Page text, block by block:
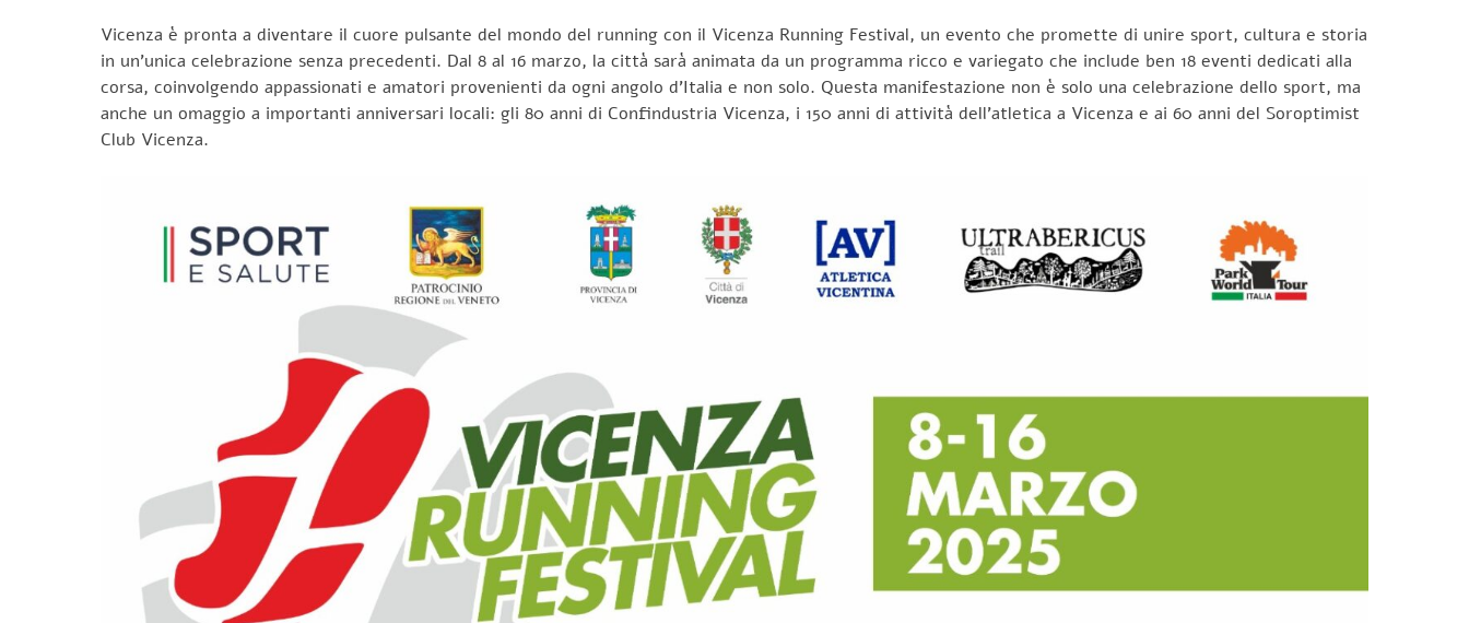
Vicenza è pronta a diventare il cuore pulsante del mondo del running con il Vicenza Running Festival, un evento che promette di unire sport, cultura e storia
in un’unica celebrazione senza precedenti. Dal 8 al 16 marzo, la città sarà animata da un programma ricco e variegato che include ben 18 eventi dedicati alla
corsa, coinvolgendo appassionati e amatori provenienti da ogni angolo d’Italia e non solo. Questa manifestazione non è solo una celebrazione dello sport, ma
anche un omaggio a importanti anniversari locali: gli 80 anni di Confindustria Vicenza, i 150 anni di attività dell’atletica a Vicenza e ai 60 anni del Soroptimist
Club Vicenza.